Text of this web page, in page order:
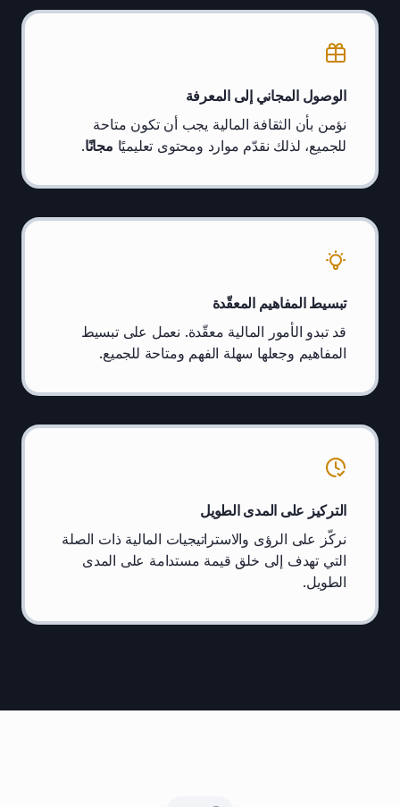
الوصول المجاني إلى المعرفة
نؤمن بأن الثقافة المالية يجب أن تكون متاحة
للجميع، لذلك نقدّم موارد ومحتوى تعليميًا مجانًا.
تبسيط المفاهيم المعقّدة
قد تبدو الأمور المالية معقّدة. نعمل على تبسيط
المفاهيم وجعلها سهلة الفهم ومتاحة للجميع.
التركيز على المدى الطويل
نركّز على الرؤى والاستراتيجيات المالية ذات الصلة
التي تهدف إلى خلق قيمة مستدامة على المدى
الطويل.